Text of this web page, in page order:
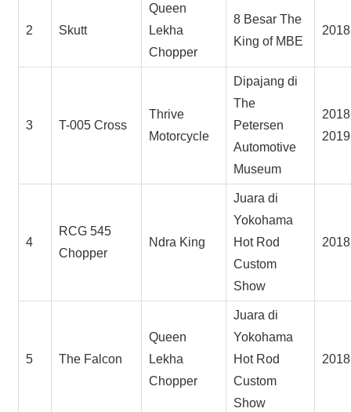
2 Skutt
Queen
Lekha
Chopper
8 Besar The
King of MBE
2018
3 T-005 Cross
Thrive
Motorcycle
Dipajang di
The
Petersen
Automotive
Museum
2019
4
RCG 545
Chopper
Ndra King
Juara di
Yokohama
Hot Rod
Custom
Show
2018
5 The Falcon
Queen
Lekha
Chopper
Juara di
Yokohama
Hot Rod
Custom
Show
2018